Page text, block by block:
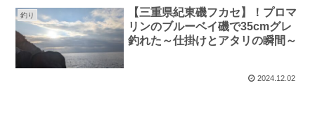
釣り
【三重県紀東磯フカセ】！プロマ
リンのブルーベイ磯で35cmグレ
釣れた～仕掛けとアタリの瞬間～
2024.12.02